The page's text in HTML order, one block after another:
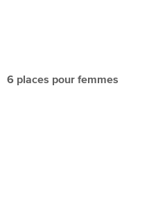
6 places pour femmes